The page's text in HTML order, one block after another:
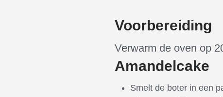
Voorbereiding
Verwarm de oven op
Amandelcake
Smelt de boter in een